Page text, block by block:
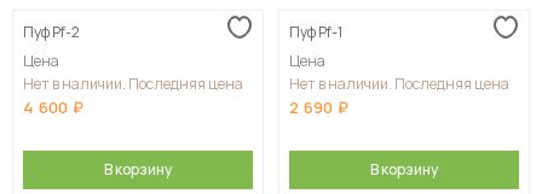
Пуф Pf-2
Цена
Нет в наличии. Последняя цена
4 600
В корзину
Пуф Pf-1
Цена
Нет в наличии. Последняя цена
2 690
В корзину